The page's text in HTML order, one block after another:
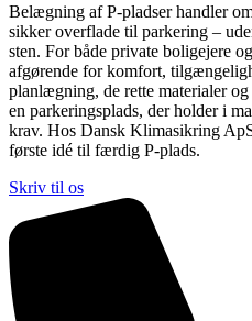
Belægning af P-pladser handler
sikker overflade til parkering –
sten. For både private boligejere
afgørende for komfort,
planlægning, de rette materialer
en parkeringsplads, der holder i
krav. Hos Dansk Klimasikring
første idé til færdig P-plads.
Skriv til os